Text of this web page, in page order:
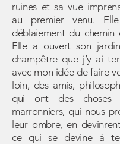
ruines et sa vue
au premier venu.
déblaiement du chemin
Elle a ouvert son
champêtre que j’y ai
avec mon idée de faire
loin, des amis,
qui ont des choses
marronniers, qui nous
leur ombre, en
ce qui se devine à